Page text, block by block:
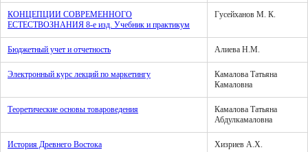
КОНЦЕПЦИИ СОВРЕМЕННОГО
ЕСТЕСТВОЗНАНИЯ 8-е изд. Учебник и практикум
Гусейханов М. К.
Бюджетный учет и отчетность Алиева Н.М.
Электронный курс лекций по маркетингу
Камалова Татьяна
Камаловна
Теоретические основы товароведения
Камалова Татьяна
Абдулкамаловна
История Древнего Востока Хизриев А.Х.